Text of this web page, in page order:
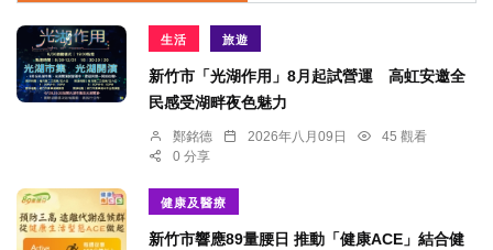
生活 旅遊
新竹市「光湖作用」8月起試營運 高虹安邀全
民感受湖畔夜色魅力
鄭銘德 2026年八月09日
45 觀看
0 分享
健康及醫療
新竹市響應89量腰日 推動「健康ACE」結合健